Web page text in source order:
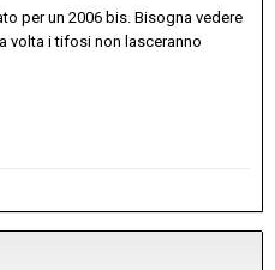
per un 2006 bis. Bisogna vedere
volta i tifosi non lasceranno